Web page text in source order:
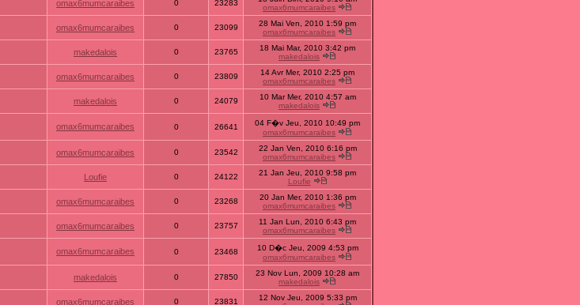
omax6mumcaraibes 0 23283
omax6mumcaraibes
omax6mumcaraibes 0 23099
28 Mai Ven, 2010 1:59 pm
omax6mumcaraibes
makedalois 0 23765
18 Mai Mar, 2010 3:42 pm
makedalois
omax6mumcaraibes 0 23809
14 Avr Mer, 2010 2:25 pm
omax6mumcaraibes
makedalois 0 24079
10 Mar Mer, 2010 4:57 am
makedalois
omax6mumcaraibes 0 26641
04 F�v Jeu, 2010 10:49 pm
omax6mumcaraibes
omax6mumcaraibes 0 23542
22 Jan Ven, 2010 6:16 pm
omax6mumcaraibes
Loufie 0 24122
21 Jan Jeu, 2010 9:58 pm
Loufie
omax6mumcaraibes 0 23268
20 Jan Mer, 2010 1:36 pm
omax6mumcaraibes
omax6mumcaraibes 0 23757
11 Jan Lun, 2010 6:43 pm
omax6mumcaraibes
omax6mumcaraibes 0 23468
10 D�c Jeu, 2009 4:53 pm
omax6mumcaraibes
makedalois 0 27850
23 Nov Lun, 2009 10:28 am
makedalois
omax6mumcaraibes 0 23831
12 Nov Jeu, 2009 5:33 pm